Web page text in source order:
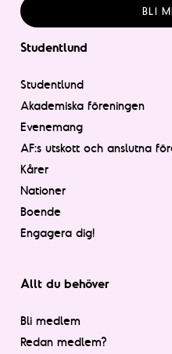
BLI
Studentlund
Studentlund
Akademiska föreningen
Evenemang
AF:s utskott och anslutna
Kårer
Nationer
Boende
Engagera dig!
Allt du behöver
Bli medlem
Redan medlem?